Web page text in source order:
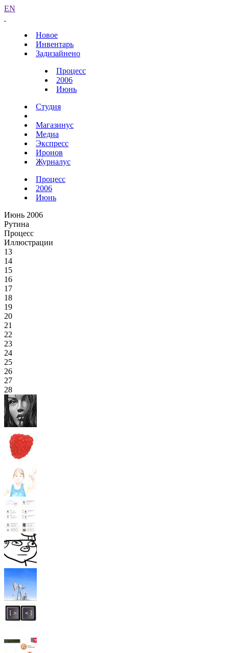
EN
Новое
Инвентарь
Задизайнено
Процесс
2006
Июнь
Студия
Магазинус
Медиа
Экспресс
Иронов
Журналус
Процесс
2006
Июнь
Июнь 2006
Рутина
Процесс
Иллюстрации
13
14
15
16
17
18
19
20
21
22
23
24
25
26
27
28